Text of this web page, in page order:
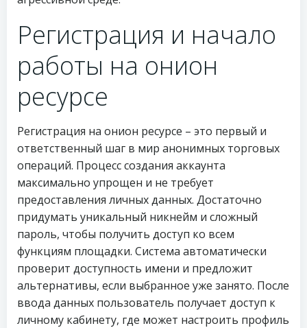
Регистрация и начало
работы на онион
ресурсе
Регистрация на онион ресурсе – это первый и
ответственный шаг в мир анонимных торговых
операций. Процесс создания аккаунта
максимально упрощен и не требует
предоставления личных данных. Достаточно
придумать уникальный никнейм и сложный
пароль, чтобы получить доступ ко всем
функциям площадки. Система автоматически
проверит доступность имени и предложит
альтернативы, если выбранное уже занято. После
ввода данных пользователь получает доступ к
личному кабинету, где может настроить профиль